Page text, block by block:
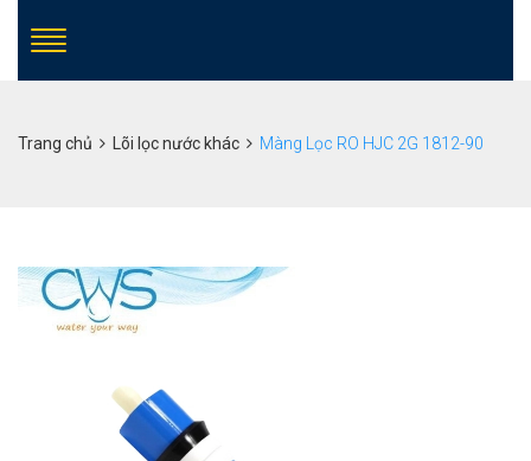
Trang chủ Lõi lọc nước khác Màng Lọc RO HJC 2G 1812-90